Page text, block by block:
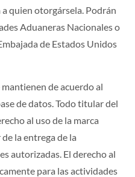
quien otorgársela. Podrán
Aduaneras Nacionales o
de Estados Unidos
mantienen de acuerdo al
de datos. Todo titular del
al uso de la marca
la entrega de la
autorizadas. El derecho al
para las actividades